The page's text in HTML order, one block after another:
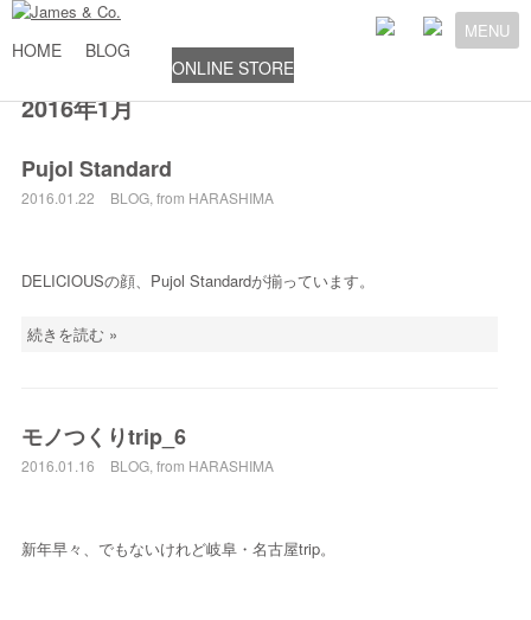
MENU
HOME BLOG
ONLINE STORE
2016年1月
Pujol Standard
2016.01.22 BLOG, from HARASHIMA
DELICIOUSの顔、Pujol Standardが揃っています。
続きを読む »
モノつくりtrip_6
2016.01.16 BLOG, from HARASHIMA
新年早々、でもないけれど岐阜・名古屋trip。